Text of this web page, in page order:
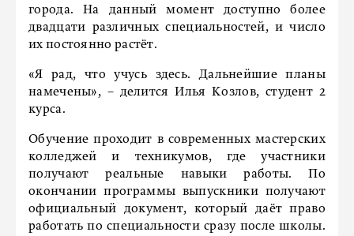
города. На данный момент доступно более
двадцати различных специальностей, и число
их постоянно растёт.
«Я рад, что учусь здесь. Дальнейшие планы
намечены», – делится Илья Козлов, студент 2
курса.
Обучение проходит в современных мастерских
колледжей и техникумов, где участники
получают реальные навыки работы. По
окончании программы выпускники получают
официальный документ, который даёт право
работать по специальности сразу после школы.